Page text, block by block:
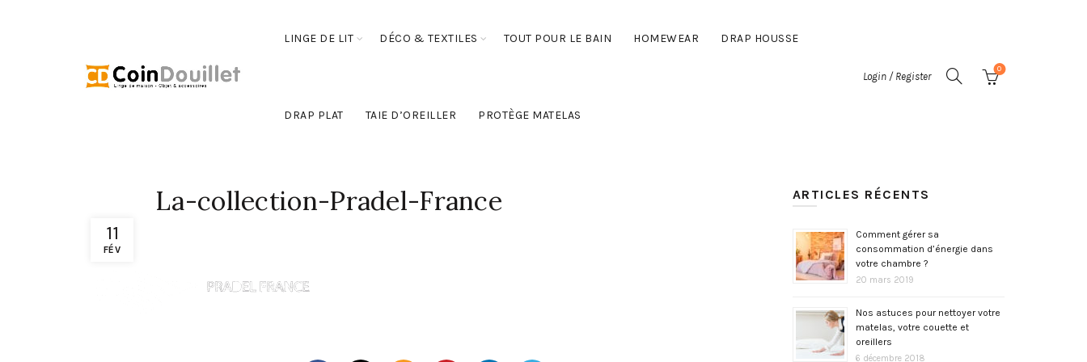
LINGE DE LIT DÉCO & TEXTILES TOUT POUR LE BAIN HOMEWEAR DRAP HOUSSE
DRAP PLAT TAIE D’OREILLER PROTÈGE MATELAS
Login / Register
0
11
FÉV
La-collection-Pradel-France ARTICLES RÉCENTS
Comment gérer sa
consommation d’énergie dans
votre chambre ?
20 mars 2019
Nos astuces pour nettoyer votre
matelas, votre couette et
oreillers
6 décembre 2018